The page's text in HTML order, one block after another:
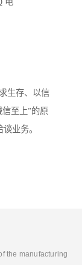
生存、以信
至上”的原
业务。
the manufacturing